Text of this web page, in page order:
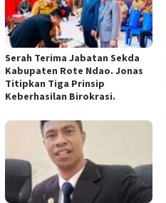
Serah Terima Jabatan Sekda
Kabupaten Rote Ndao. Jonas
Titipkan Tiga Prinsip
Keberhasilan Birokrasi.